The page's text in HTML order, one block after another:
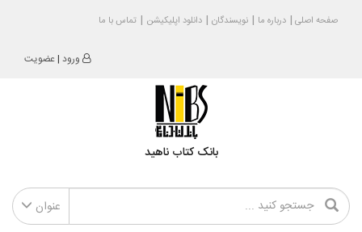
صفحه اصلی درباره ما نویسندگان دانلود اپلیکیشن تماس با ما
ورود |عضویت
بانک کتاب ناهید
عنوان